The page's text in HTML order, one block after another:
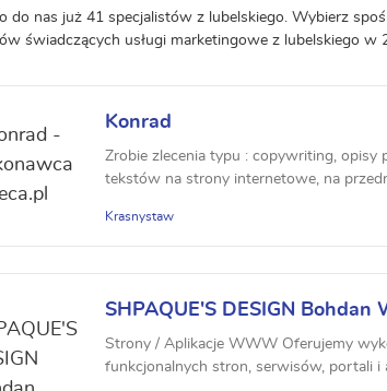
do nas już 41 specjalistów z lubelskiego. Wybierz
świadczących usługi marketingowe z lubelskiego w
Konrad
Zrobie zlecenia typu : copywriting, opisy
tekstów na strony internetowe, na
Krasnystaw
SHPAQUE'S DESIGN Bohdan
Strony / Aplikacje WWW Oferujemy
funkcjonalnych stron, serwisów, portali i